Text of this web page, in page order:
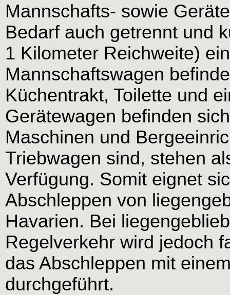
Mannschafts- sowie
Bedarf auch getrennt und
1 Kilometer Reichweite)
Mannschaftswagen
Küchentrakt, Toilette und
Gerätewagen befinden
Maschinen und
Triebwagen sind, stehen
Verfügung. Somit eignet
Abschleppen von
Havarien. Bei
Regelverkehr wird jedoch
das Abschleppen mit
durchgeführt.